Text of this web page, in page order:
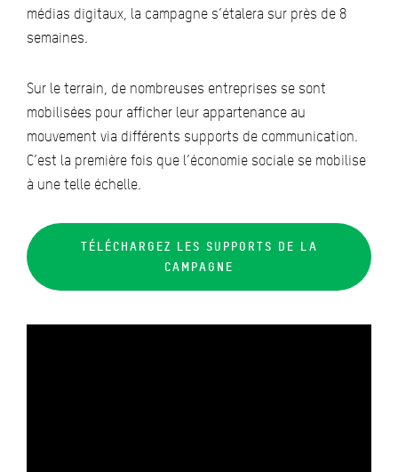
médias digitaux, la campagne s’étalera sur près de 8
semaines.
Sur le terrain, de nombreuses entreprises se sont
mobilisées pour afficher leur appartenance au
mouvement via différents supports de communication.
C’est la première fois que l’économie sociale se mobilise
à une telle échelle.
TÉLÉCHARGEZ LES SUPPORTS DE LA
CAMPAGNE